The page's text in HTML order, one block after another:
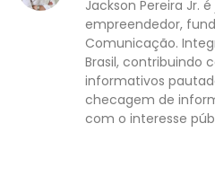
Jackson Pereira Jr.
empreendedor,
Comunicação.
Brasil, contribuindo
informativos
checagem de
com o interesse